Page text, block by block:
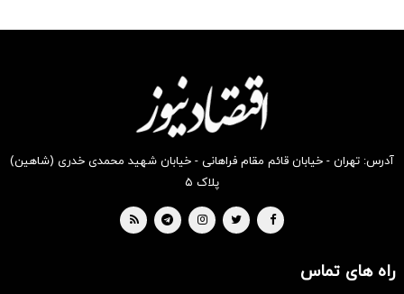
آدرس: تهران - خیابان قائم مقام فراهانی - خیابان شهید محمدی خدری (شاهین)
پلاک ۵
راه های تماس